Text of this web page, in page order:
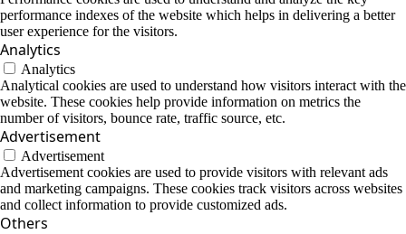
performance indexes of the website which helps in delivering a better
user experience for the visitors.
Analytics
Analytics
Analytical cookies are used to understand how visitors interact with the
website. These cookies help provide information on metrics the
number of visitors, bounce rate, traffic source, etc.
Advertisement
Advertisement
Advertisement cookies are used to provide visitors with relevant ads
and marketing campaigns. These cookies track visitors across websites
and collect information to provide customized ads.
Others